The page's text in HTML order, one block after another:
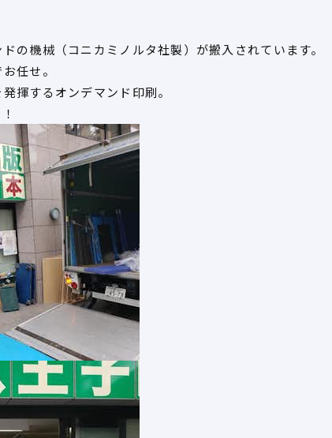
の機械（コニカミノルタ社製）が搬入されています。
任せ。
揮するオンデマンド印刷。